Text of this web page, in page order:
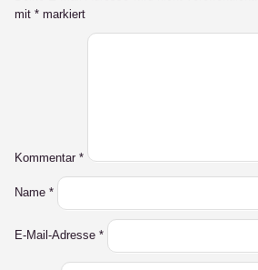
mit * markiert
Kommentar *
Name *
E-Mail-Adresse *